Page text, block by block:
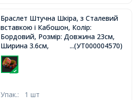
Браслет Штучна Шкіра, з Сталевий
вставкою і Кабошон, Колір:
Бордовий, Розмір: Довжина 23см,
Ширина 3.6см,
...(УТ000004570)
Упак.: 1 шт